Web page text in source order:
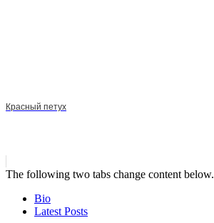
Красный петух
The following two tabs change content below.
Bio
Latest Posts